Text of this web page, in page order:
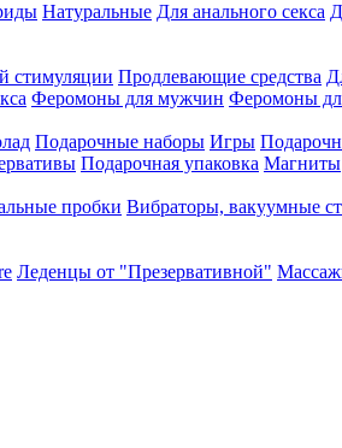
Натуральные Для анального секса
стимуляции Продлевающие средства
Феромоны для мужчин Феромоны
Подарочные наборы Игры
Подарочная упаковка Магниты
пробки Вибраторы, вакуумные
Леденцы от "Презервативной"